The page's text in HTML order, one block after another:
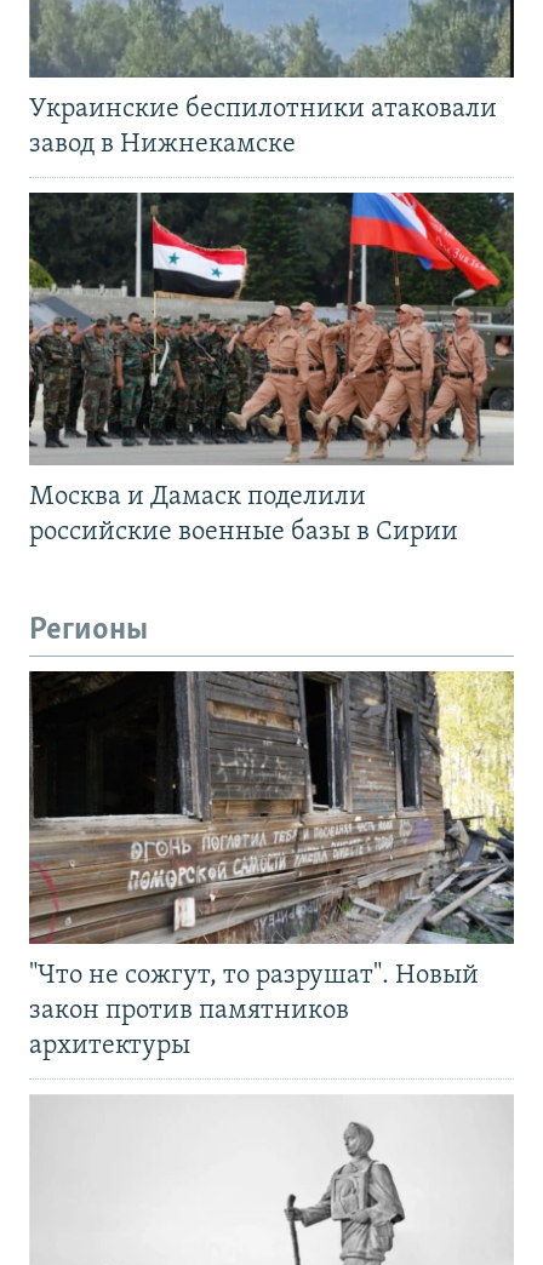
Украинские беспилотники атаковали
завод в Нижнекамске
Москва и Дамаск поделили
российские военные базы в Сирии
Регионы
"Что не сожгут, то разрушат". Новый
закон против памятников
архитектуры